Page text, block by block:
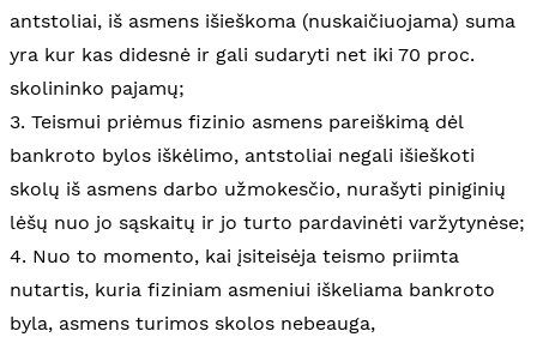
antstoliai, iš asmens išieškoma (nuskaičiuojama) suma
yra kur kas didesnė ir gali sudaryti net iki 70 proc.
skolininko pajamų;
3. Teismui priėmus fizinio asmens pareiškimą dėl
bankroto bylos iškėlimo, antstoliai negali išieškoti
skolų iš asmens darbo užmokesčio, nurašyti piniginių
lėšų nuo jo sąskaitų ir jo turto pardavinėti varžytynėse;
4. Nuo to momento, kai įsiteisėja teismo priimta
nutartis, kuria fiziniam asmeniui iškeliama bankroto
byla, asmens turimos skolos nebeauga,